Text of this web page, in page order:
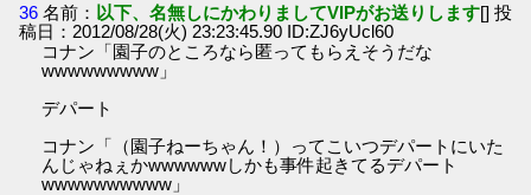
36 名前： 以下、名無しにかわりましてVIPがお送りします[] 投
稿日：2012/08/28(火) 23:23:45.90 ID:ZJ6yUcl60
コナン「園子のところなら匿ってもらえそうだな
wwwwwwwww」
デパート
コナン「（園子ねーちゃん！）ってこいつデパートにいた
んじゃねぇかwwwwwwしかも事件起きてるデパート
wwwwwwwwww」